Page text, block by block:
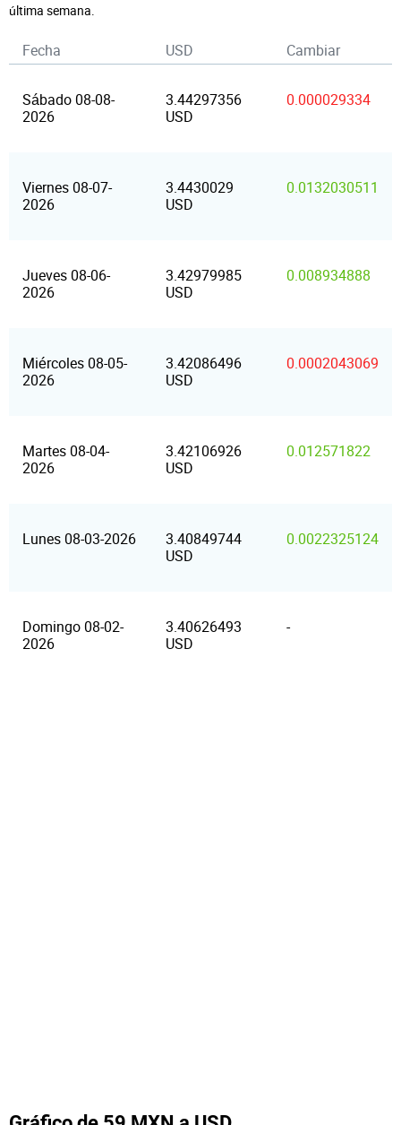
última semana.
Fecha USD Cambiar
Sábado 08-08-
2026
3.44297356
USD
0.000029334
Viernes 08-07-
2026
3.4430029
USD
0.0132030511
Jueves 08-06-
2026
3.42979985
USD
0.008934888
Miércoles 08-05-
2026
3.42086496
USD
0.0002043069
Martes 08-04-
2026
3.42106926
USD
0.012571822
Lunes 08-03-2026
3.40849744
USD
0.0022325124
Domingo 08-02-
2026
3.40626493
USD
-